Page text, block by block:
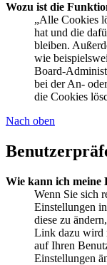
Wozu ist die
„Alle Cookies
hat und die
bleiben.
wie
Board-
bei der An-
die Cookies
Nach oben
Wie kann ich meine
Wenn Sie sich
Einstellungen
diese zu
Link dazu wird
auf Ihren
Einstellungen